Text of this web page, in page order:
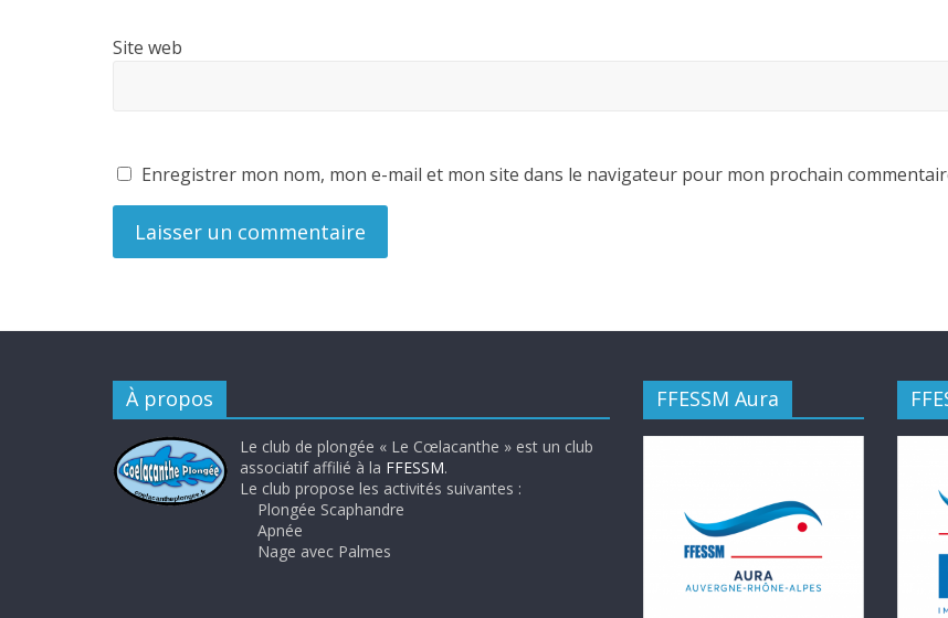
Site web
Enregistrer mon nom, mon e-mail et mon site dans le navigateur pour mon prochain
À propos
Le club de plongée « Le Cœlacanthe » est un club
associatif affilié à la FFESSM.
Le club propose les activités suivantes :
Plongée Scaphandre
Apnée
Nage avec Palmes
FFESSM Aura